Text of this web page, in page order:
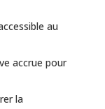
au
accrue pour
la